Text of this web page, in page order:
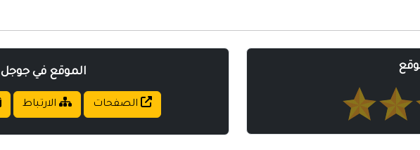
الموقع في جوجل
الصفحات الارتباط